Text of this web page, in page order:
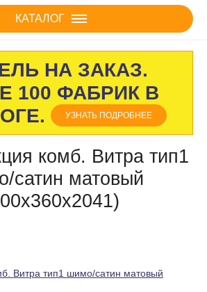
КАТАЛОГ
НА ЗАКАЗ.
100 ФАБРИК В
УЗНАТЬ ПОДРОБНЕЕ
комб. Витра тип1
сатин матовый